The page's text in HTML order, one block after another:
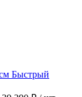
Быстрый